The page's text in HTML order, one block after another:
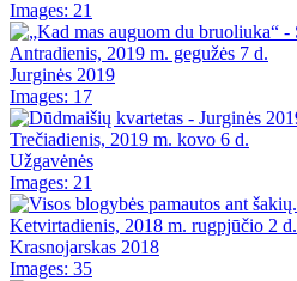
Images: 21
Antradienis, 2019 m. gegužės 7 d.
Jurginės 2019
Images: 17
Trečiadienis, 2019 m. kovo 6 d.
Užgavėnės
Images: 21
Ketvirtadienis, 2018 m. rugpjūčio 2 d.
Krasnojarskas 2018
Images: 35